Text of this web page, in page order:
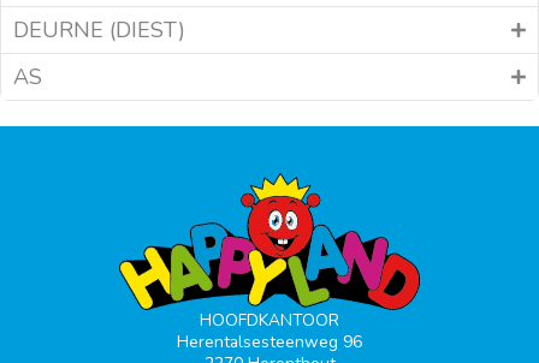
DEURNE (DIEST)
AS
HOOFDKANTOOR
Herentalsesteenweg 96